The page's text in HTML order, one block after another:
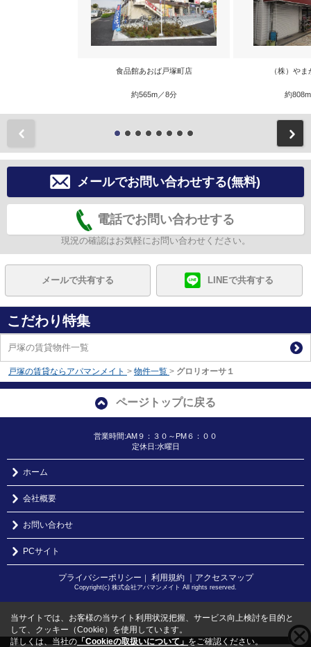
食品館あおば戸塚町店
約565m／8分
（株）や
約
メールでお問い合わせする(無料)
電話でお問い合わせする
現況の確認はお気軽にお問い合わせください。
メールで共有する LINEで共有する
こだわり特集
戸塚の賃貸物件一覧
戸塚の賃貸ならアパマンメイト > 物件一覧 > グロリオーサ１
ページトップに戻る
営業時間:AM９：３０～PM６：００
定休日:水曜日
ホーム
会社概要
お問い合わせ
PCサイト
プライバシーポリシー 利用規約 ｜アクセスマップ
Copyright(c) 株式会社アパマンメイト All rights reserved.
当サイトでは、お客様の当サイト利用状況把握、サービス向上検討を目的と
して、クッキー（Cookie）を使用しています。
詳しくは、当社の 「Cookieの取扱いについて」 をご確認ください。